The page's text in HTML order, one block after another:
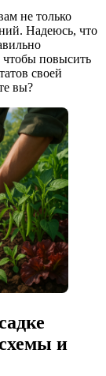
не только
Надеюсь, что
чтобы повысить
своей
вы?
и